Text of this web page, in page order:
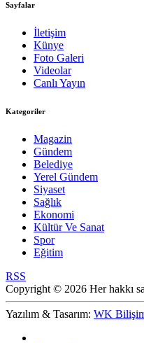
Sayfalar
İletişim
Künye
Foto Galeri
Videolar
Canlı Yayın
Kategoriler
Magazin
Gündem
Belediye
Yerel Gündem
Siyaset
Sağlık
Ekonomi
Kültür Ve Sanat
Spor
Eğitim
RSS
Copyright © 2026 Her hakkı
Yazılım & Tasarım: WK